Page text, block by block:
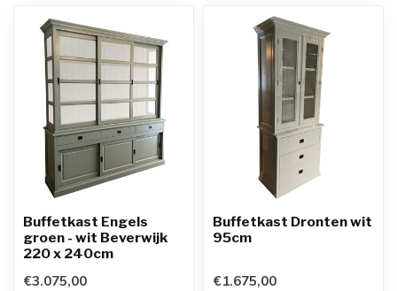
Buffetkast Engels
groen - wit Beverwijk
220 x 240cm
€3.075,00
Buffetkast Dronten wit
95cm
€1.675,00